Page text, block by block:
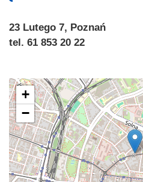
23 Lutego 7, Poznań
tel. 61 853 20 22
+
−